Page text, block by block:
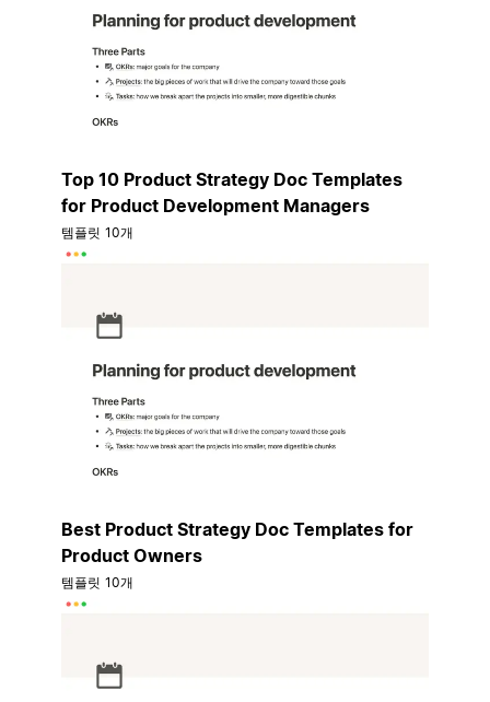
Top 10 Product Strategy Doc Templates
for Product Development Managers
템플릿 10개
Best Product Strategy Doc Templates for
Product Owners
템플릿 10개